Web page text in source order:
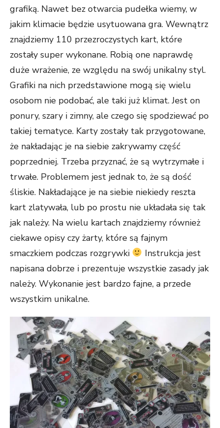
grafiką. Nawet bez otwarcia pudełka wiemy, w
jakim klimacie będzie usytuowana gra. Wewnątrz
znajdziemy 110 przezroczystych kart, które
zostały super wykonane. Robią one naprawdę
duże wrażenie, ze względu na swój unikalny styl.
Grafiki na nich przedstawione mogą się wielu
osobom nie podobać, ale taki już klimat. Jest on
ponury, szary i zimny, ale czego się spodziewać po
takiej tematyce. Karty zostały tak przygotowane,
że nakładając je na siebie zakrywamy część
poprzedniej. Trzeba przyznać, że są wytrzymałe i
trwałe. Problemem jest jednak to, że są dość
śliskie. Nakładające je na siebie niekiedy reszta
kart zlatywała, lub po prostu nie układała się tak
jak należy. Na wielu kartach znajdziemy również
ciekawe opisy czy żarty, które są fajnym
smaczkiem podczas rozgrywki
Instrukcja jest
napisana dobrze i prezentuje wszystkie zasady jak
należy. Wykonanie jest bardzo fajne, a przede
wszystkim unikalne.